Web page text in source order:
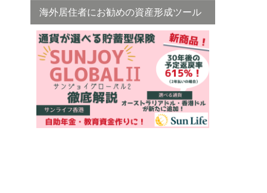
海外居住者にお勧めの資産形成ツール